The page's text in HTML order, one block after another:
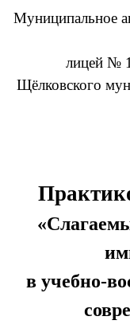
Муниципальное
лицей №
Щёлковского
в учебно-